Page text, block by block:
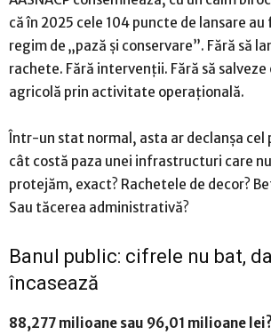
că în 2025 cele 104 puncte de lansare
regim de „pază și conservare”. Fără să
rachete. Fără intervenții. Fără să
agricolă prin activitate operațională.
Într-un stat normal, asta ar declanșa cel
cât costă paza unei infrastructuri care
protejăm, exact? Rachetele de decor?
Sau tăcerea administrativă?
Banul public: cifrele nu bat,
încasează
88,277 milioane sau 96,01 milioane